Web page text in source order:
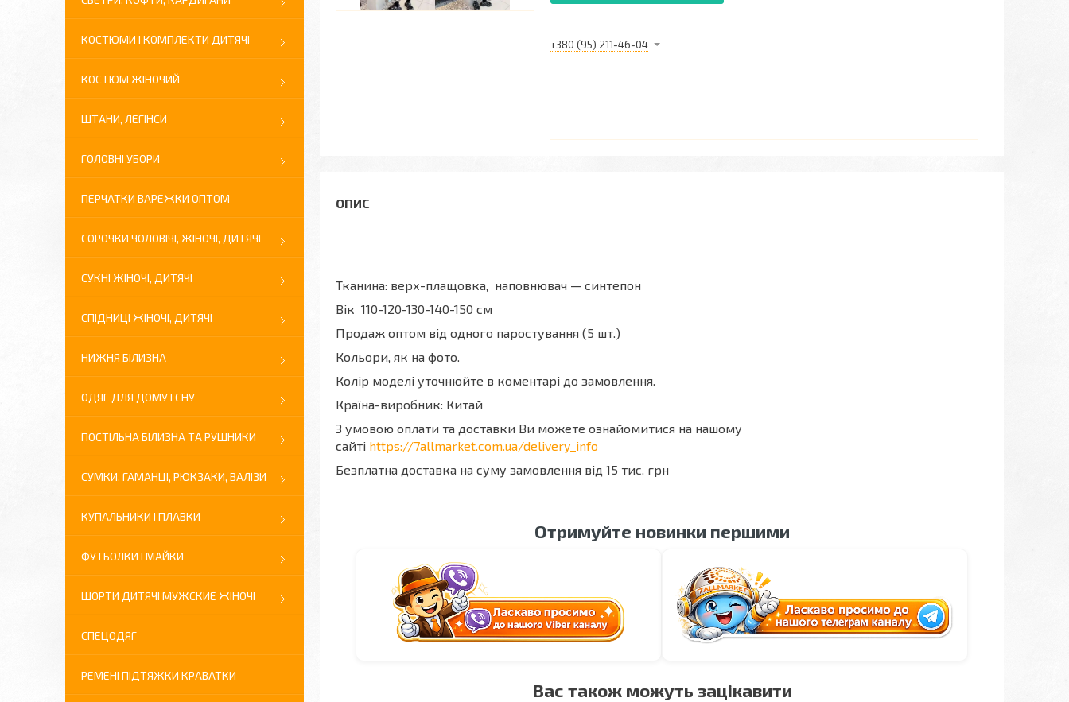
+380 (95) 211-46-04
Тканина: верх-плащовка, наповнювач — синтепон
Вік 110-120-130-140-150 см
Продаж оптом від одного паростування (5 шт.)
Кольори, як на фото.
Колір моделі уточнюйте в коментарі до замовлення.
Країна-виробник: Китай
З умовою оплати та доставки Ви можете ознайомитися на нашому
сайті https://7allmarket.com.ua/delivery_info
Безплатна доставка на суму замовлення від 15 тис. грн
Отримуйте новинки першими
Вас також можуть зацікавити
КОСТЮМИ І КОМПЛЕКТИ ДИТЯЧІ
КОСТЮМ ЖІНОЧИЙ
ШТАНИ, ЛЕГІНСИ
ГОЛОВНІ УБОРИ
ПЕРЧАТКИ ВАРЕЖКИ ОПТОМ
СОРОЧКИ ЧОЛОВІЧІ, ЖІНОЧІ, ДИТЯЧІ
СУКНІ ЖІНОЧІ, ДИТЯЧІ
СПІДНИЦІ ЖІНОЧІ, ДИТЯЧІ
НИЖНЯ БІЛИЗНА
ОДЯГ ДЛЯ ДОМУ І СНУ
ПОСТІЛЬНА БІЛИЗНА ТА РУШНИКИ
СУМКИ, ГАМАНЦІ, РЮКЗАКИ, ВАЛІЗИ
КУПАЛЬНИКИ І ПЛАВКИ
ФУТБОЛКИ І МАЙКИ
ШОРТИ ДИТЯЧІ МУЖСКИЕ ЖІНОЧІ
СПЕЦОДЯГ
РЕМЕНІ ПІДТЯЖКИ КРАВАТКИ